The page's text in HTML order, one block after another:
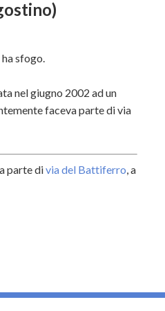
ha sfogo.
nel giugno 2002 ad un
faceva parte di via
parte divia del Battiferro, a